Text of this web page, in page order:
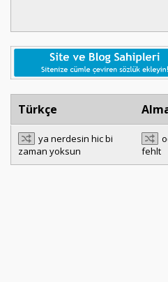
Türkçe
ya nerdesin hic bi
zaman yoksun
fehlt